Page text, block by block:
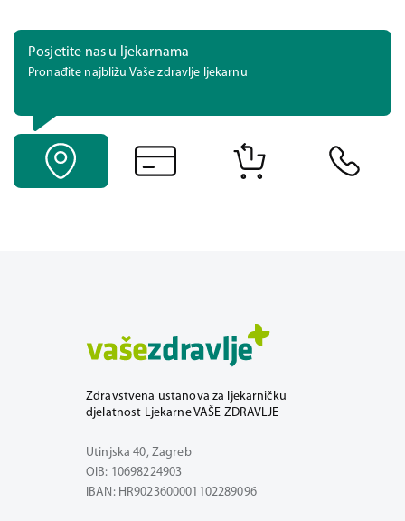
Posjetite nas u ljekarnama
Pronađite najbližu Vaše zdravlje ljekarnu
Zdravstvena ustanova za ljekarničku
djelatnost Ljekarne VAŠE ZDRAVLJE
Utinjska 40, Zagreb
OIB: 10698224903
IBAN: HR9023600001102289096